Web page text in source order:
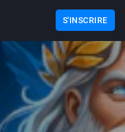
S'INSCRIRE